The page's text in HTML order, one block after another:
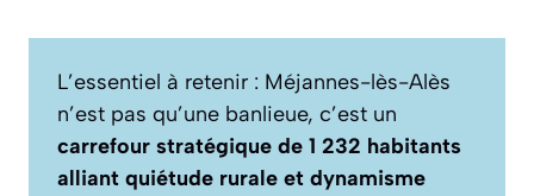
L’essentiel à retenir : Méjannes-lès-Alès
n’est pas qu’une banlieue, c’est un
carrefour stratégique de 1 232 habitants
alliant quiétude rurale et dynamisme